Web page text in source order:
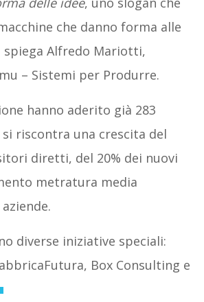
che danno forma alle
spiega Alfredo Mariotti,
– Sistemi per Produrre.
hanno aderito già 283
riscontra una crescita del
diretti, del 20% dei nuovi
metratura media
diverse iniziative speciali:
Box Consulting e